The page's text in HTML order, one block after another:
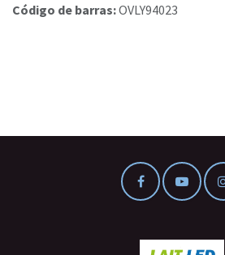
Código de barras:OVLY94023